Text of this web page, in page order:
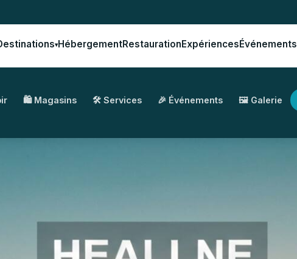
▾HébergementRestaurationExpériencesÉvénements
🛍️ Magasins 🛠️ Services 🎉 Événements 🖼️ Galerie